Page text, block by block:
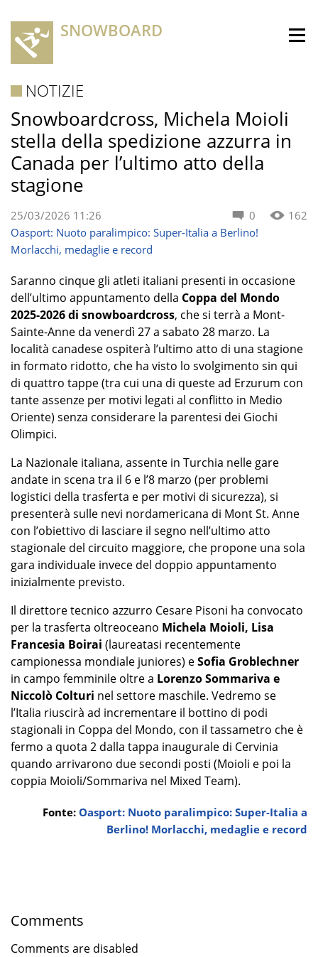
SNOWBOARD
NOTIZIE
Snowboardcross, Michela Moioli
stella della spedizione azzurra in
Canada per l’ultimo atto della
stagione
0 162
25/03/2026 11:26
Oasport: Nuoto paralimpico: Super-Italia a Berlino!
Morlacchi, medaglie e record
Saranno cinque gli atleti italiani presenti in occasione
dell’ultimo appuntamento della Coppa del Mondo
2025-2026 di snowboardcross, che si terrà a Mont-
Sainte-Anne da venerdì 27 a sabato 28 marzo. La
località canadese ospiterà l’ultimo atto di una stagione
in formato ridotto, che ha visto lo svolgimento sin qui
di quattro tappe (tra cui una di queste ad Erzurum con
tante assenze per motivi legati al conflitto in Medio
Oriente) senza considerare la parentesi dei Giochi
Olimpici.
La Nazionale italiana, assente in Turchia nelle gare
andate in scena tra il 6 e l’8 marzo (per problemi
logistici della trasferta e per motivi di sicurezza), si
presenterà sulle nevi nordamericana di Mont St. Anne
con l’obiettivo di lasciare il segno nell’ultimo atto
stagionale del circuito maggiore, che propone una sola
gara individuale invece del doppio appuntamento
inizialmente previsto.
Il direttore tecnico azzurro Cesare Pisoni ha convocato
per la trasferta oltreoceano Michela Moioli, Lisa
Francesia Boirai (laureatasi recentemente
campionessa mondiale juniores) eSofia Groblechner
in campo femminile oltre a Lorenzo Sommariva e
Niccolò Colturi nel settore maschile. Vedremo se
l’Italia riuscirà ad incrementare il bottino di podi
stagionali in Coppa del Mondo, con il tassametro che è
fermo a quota 2 dalla tappa inaugurale di Cervinia
quando arrivarono due secondi posti (Moioli e poi la
coppia Moioli/Sommariva nel Mixed Team).
Fonte: Oasport: Nuoto paralimpico: Super-Italia a
Berlino! Morlacchi, medaglie e record
Comments
Comments are disabled